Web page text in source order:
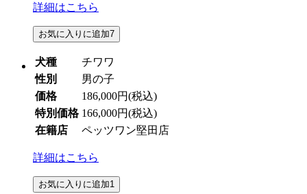
詳細はこちら
お気に入りに追加7
犬種
チワワ
性別
男の子
価格
186,000円(税込)
特別価格 166,000円(税込)
在籍店
ペッツワン堅田店
詳細はこちら
お気に入りに追加1